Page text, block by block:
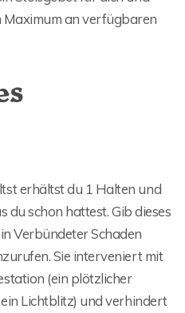
Maximum an verfügbaren
erhältst du 1 Halten und
du schon hattest. Gib dieses
Verbündeter Schaden
Sie interveniert mit
(ein plötzlicher
Lichtblitz) und verhindert